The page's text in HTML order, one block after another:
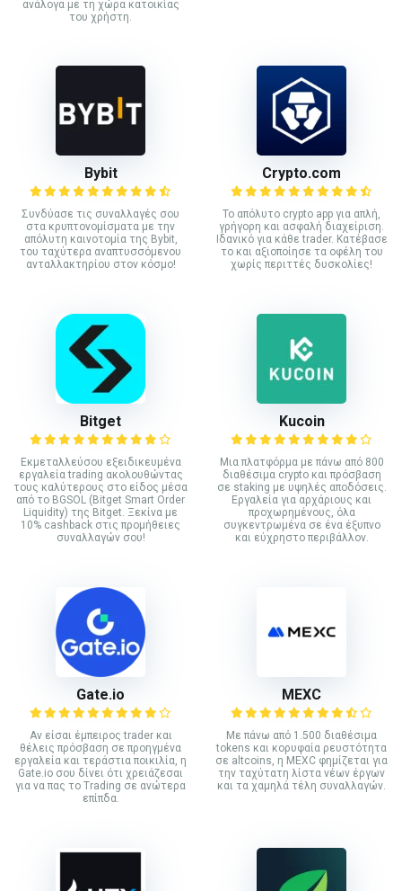
ανάλογα με τη χώρα κατοικίας
του χρήστη.
Bybit
Συνδύασε τις συναλλαγές σου
στα κρυπτονομίσματα με την
απόλυτη καινοτομία της Bybit,
του ταχύτερα αναπτυσσόμενου
ανταλλακτηρίου στον κόσμο!
Crypto.com
Το απόλυτο crypto app για απλή,
γρήγορη και ασφαλή διαχείριση.
Ιδανικό για κάθε trader. Κατέβασε
το και αξιοποίησε τα οφέλη του
χωρίς περιττές δυσκολίες!
Bitget
Εκμεταλλεύσου εξειδικευμένα
εργαλεία trading ακολουθώντας
τους καλύτερους στο είδος μέσα
από το BGSOL (Bitget Smart Order
Liquidity) της Bitget. Ξεκίνα με
10% cashback στις προμήθειες
συναλλαγών σου!
Kucoin
Mια πλατφόρμα με πάνω από 800
διαθέσιμα crypto και πρόσβαση
σε staking με υψηλές αποδόσεις.
Εργαλεία για αρχάριους και
προχωρημένους, όλα
συγκεντρωμένα σε ένα έξυπνο
και εύχρηστο περιβάλλον.
Gate.io
Αν είσαι έμπειρος trader και
θέλεις πρόσβαση σε προηγμένα
εργαλεία και τεράστια ποικιλία, η
Gate.io σου δίνει ότι χρειάζεσαι
για να πας το Trading σε ανώτερα
επίπδα.
MEXC
Με πάνω από 1.500 διαθέσιμα
tokens και κορυφαία ρευστότητα
σε altcoins, η MEXC φημίζεται για
την ταχύτατη λίστα νέων έργων
και τα χαμηλά τέλη συναλλαγών.